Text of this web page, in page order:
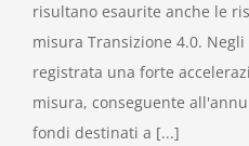
risultano esaurite anche le
misura Transizione 4.0.
registrata una forte
misura, conseguente
fondi destinati a [...]